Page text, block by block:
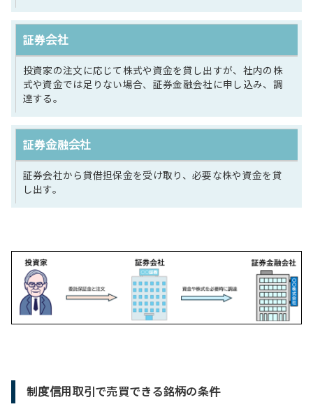
証券会社
投資家の注文に応じて株式や資金を貸し出すが、社内の株
式や資金では足りない場合、証券金融会社に申し込み、調
達する。
証券金融会社
証券会社から貸借担保金を受け取り、必要な株や資金を貸
し出す。
制度信用取引で売買できる銘柄の条件